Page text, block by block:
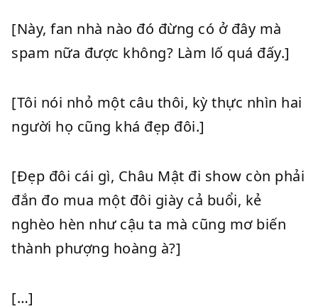
[Này, fan nhà nào đó đừng có ở đây mà
spam nữa được không? Làm lố quá đấy.]
[Tôi nói nhỏ một câu thôi, kỳ thực nhìn hai
người họ cũng khá đẹp đôi.]
[Đẹp đôi cái gì, Châu Mật đi show còn phải
đắn đo mua một đôi giày cả buổi, kẻ
nghèo hèn như cậu ta mà cũng mơ biến
thành phượng hoàng à?]
[…]